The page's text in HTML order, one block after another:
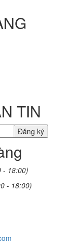
TIN
- 18:00)
- 18:00)